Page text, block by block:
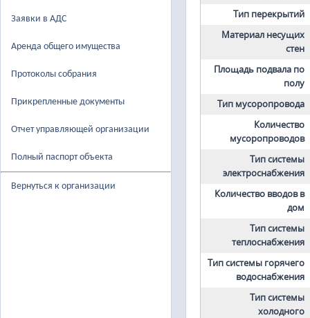
Заявки в АДС
Аренда общего имущества
Протоколы собрания
Прикрепленные документы
Отчет управляющей организации
Полный паспорт объекта
Вернуться к организации
Тип перекрытий
Материал несущих
стен
Площадь подвала по
полу
Тип мусоропровода
Количество
мусоропроводов
Тип системы
электроснабжения
Количество вводов в
дом
Тип системы
теплоснабжения
Тип системы горячего
водоснабжения
Тип системы
холодного